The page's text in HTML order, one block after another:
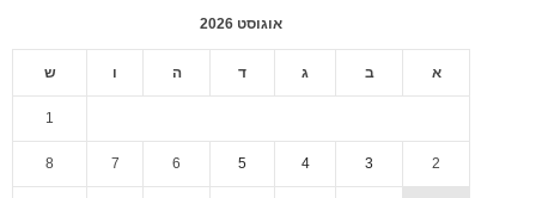
אוגוסט 2026
א ב ג ד ה ו ש
1
2
3
4
5
6
7
8